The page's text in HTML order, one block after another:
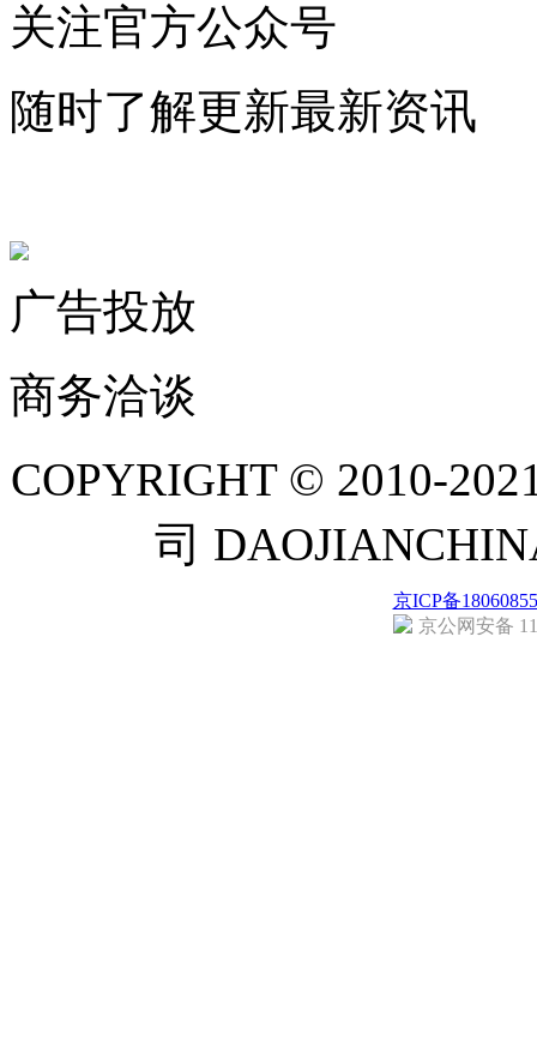
关注官方公众号
随时了解更新最新资讯
广告投放
商务洽谈
COPYRIGHT © 2010-
司
京ICP备
京公网安备